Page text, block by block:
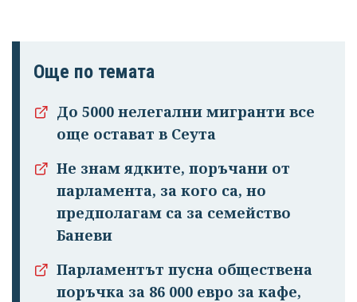
Още по темата
До 5000 нелегални мигранти все
още остават в Сеута
Не знам ядките, поръчани от
парламента, за кого са, но
предполагам са за семейство
Баневи
Парламентът пусна обществена
поръчка за 86 000 евро за кафе,